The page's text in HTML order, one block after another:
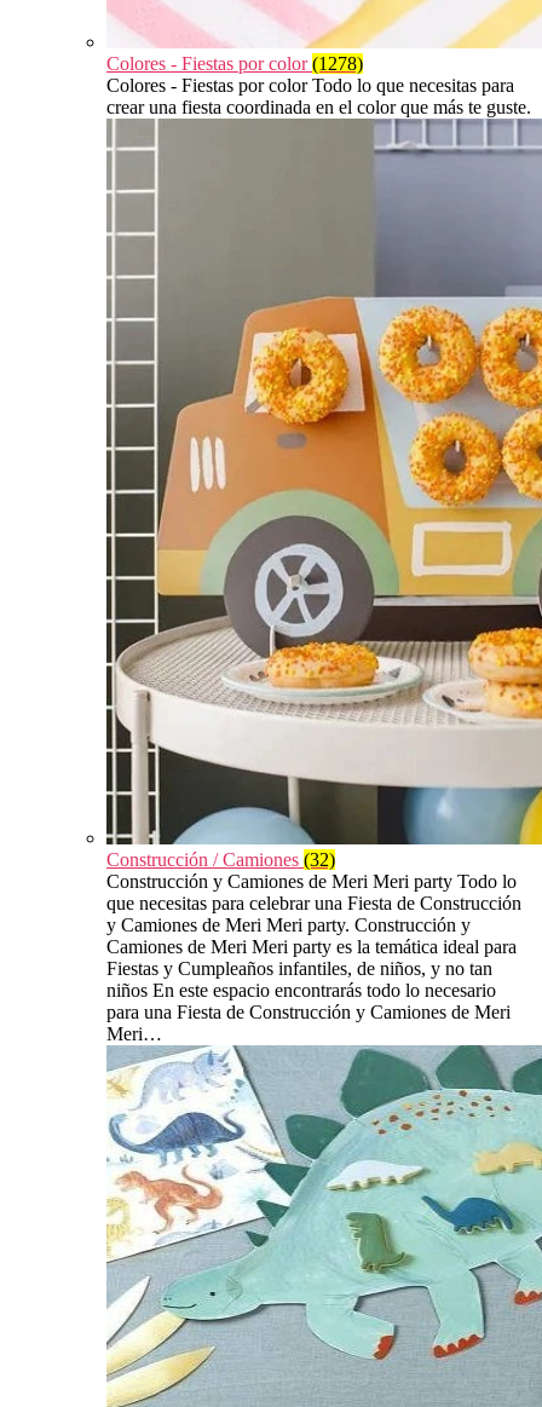
Colores - Fiestas por color(1278)
Colores - Fiestas por color Todo lo que necesitas para
crear una fiesta coordinada en el color que más te guste.
Construcción / Camiones (32)
Construcción y Camiones de Meri Meri party Todo lo
que necesitas para celebrar una Fiesta de Construcción
y Camiones de Meri Meri party. Construcción y
Camiones de Meri Meri party es la temática ideal para
Fiestas y Cumpleaños infantiles, de niños, y no tan
niños En este espacio encontrarás todo lo necesario
para una Fiesta de Construcción y Camiones de Meri
Meri…